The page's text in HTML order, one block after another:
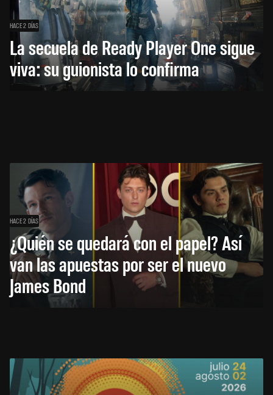
HACE 2 DÍAS
La secuela de Ready Player One sigue
viva: su guionista lo confirma
HACE 2 DÍAS
¿Quién se quedará con el papel? Así
van las apuestas por ser el nuevo
James Bond